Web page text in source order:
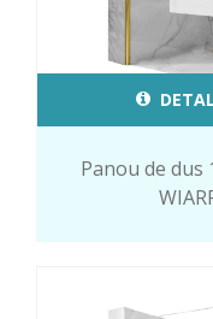
Panou de dus